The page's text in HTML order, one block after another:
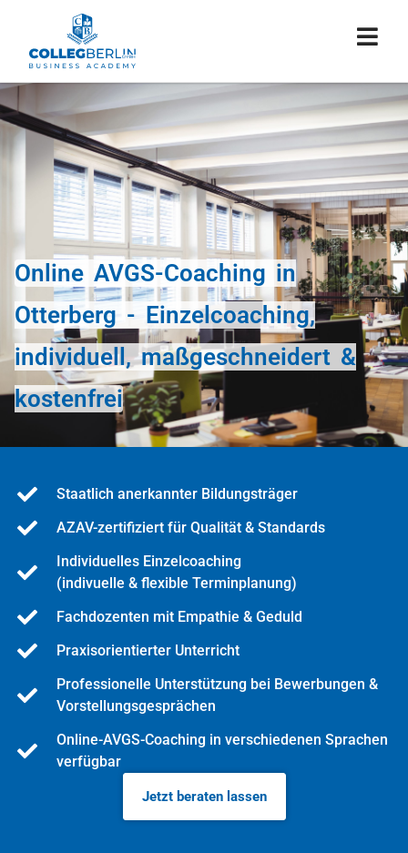
Online AVGS-Coaching in
Otterberg - Einzelcoaching,
individuell, maßgeschneidert &
kostenfrei
Staatlich anerkannter Bildungsträger
AZAV-zertifiziert für Qualität & Standards
Individuelles Einzelcoaching
(indivuelle & flexible Terminplanung)
Fachdozenten mit Empathie & Geduld
Praxisorientierter Unterricht
Professionelle Unterstützung bei Bewerbungen &
Vorstellungsgesprächen
Online-AVGS-Coaching in verschiedenen Sprachen
verfügbar
Jetzt beraten lassen